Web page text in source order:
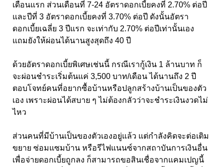
เดือนแรก ส่วนเดือนที่ 7-24 อัตราดอกเบี้ยคงที่ 2.70% ต่อปี
และปีที่ 3 อัตราดอกเบี้ยคงที่ 3.70% ต่อปี ดังนั้นอัตรา
ดอกเบี้ยเฉลี่ย 3 ปีแรก จะเท่ากับ 2.70% ต่อปีเท่านั้นเอง
แถมยังให้ผ่อนได้นานสูงสุดถึง 40 ปี
ด้วยอัตราดอกเบี้ยพิเศษเช่นนี้ กรณีเรากู้เงิน 1 ล้านบาท ก็
จะผ่อนชำระเริ่มต้นแค่ 3,500 บาท/เดือน ได้นานถึง 2 ปี
ตอบโจทย์คนที่อยากซื้อบ้านหรือปลูกสร้างบ้านเป็นของตัว
เอง เพราะผ่อนได้สบาย ๆ ไม่ต้องกลัวว่าจะชำระเงินงวดไม่
ไหว
ส่วนคนที่มีบ้านเป็นของตัวเองอยู่แล้ว แต่กำลังคิดจะต่อเติม
ขยาย ซ่อมแซมบ้าน หรือรีไฟแนนซ์จากสถาบันการเงินอื่น
เพื่อจ่ายดอกเบี้ยถูกลง ก็สามารถขอสินเชื่อจากแคมเปญนี้